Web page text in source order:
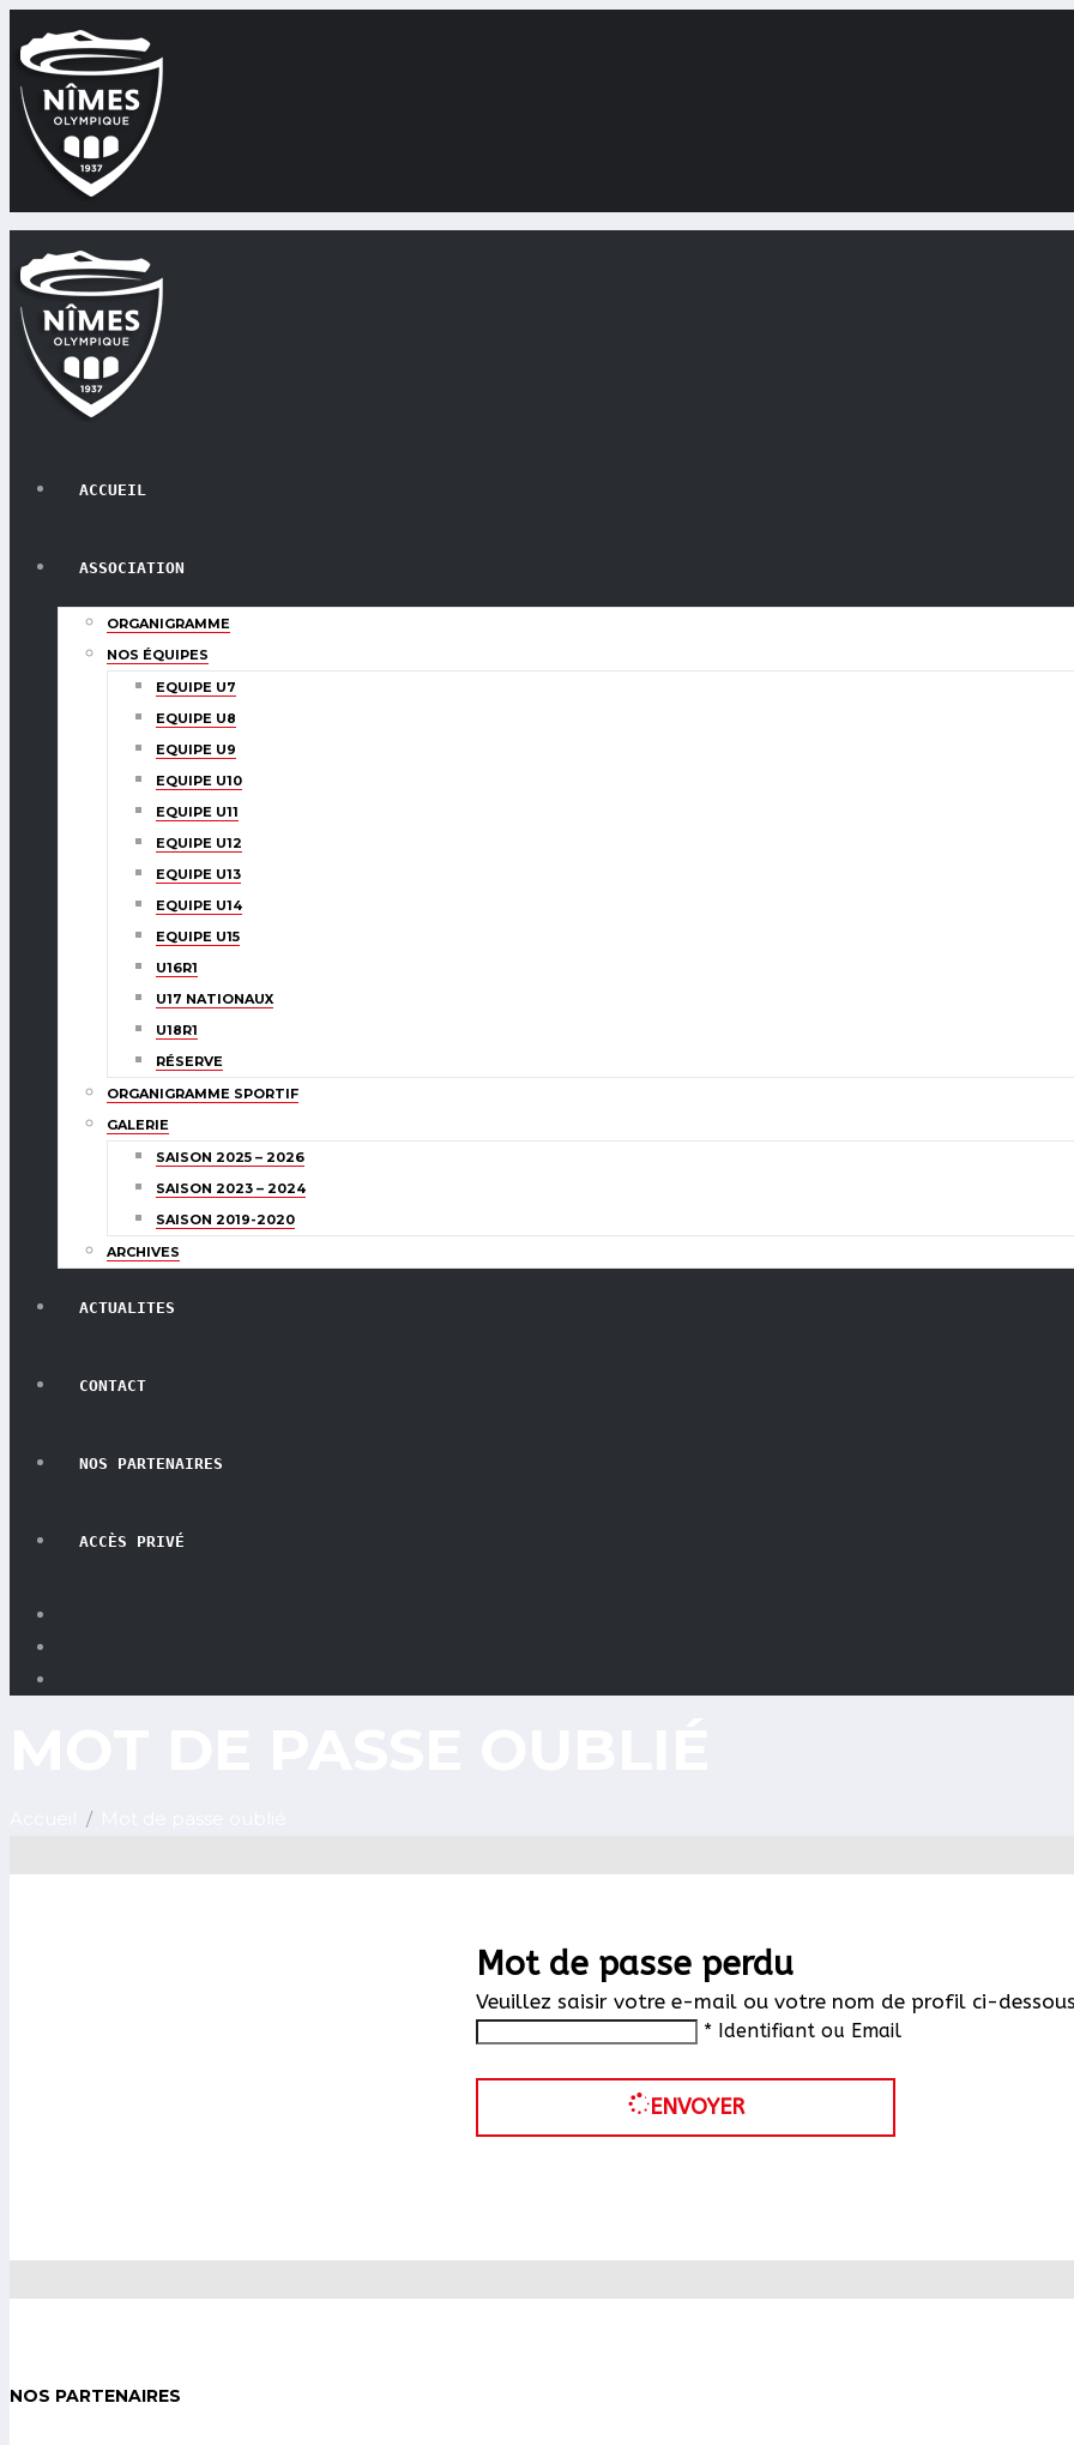
ACCUEIL
ASSOCIATION
ORGANIGRAMME
NOS ÉQUIPES
EQUIPE U7
EQUIPE U8
EQUIPE U9
EQUIPE U10
EQUIPE U11
EQUIPE U12
EQUIPE U13
EQUIPE U14
EQUIPE U15
U16R1
U17 NATIONAUX
U18R1
RÉSERVE
ORGANIGRAMME SPORTIF
GALERIE
SAISON 2025 – 2026
SAISON 2023 – 2024
SAISON 2019-2020
ARCHIVES
ACTUALITES
CONTACT
NOS PARTENAIRES
ACCÈS PRIVÉ
Mot de passe perdu
Veuillez saisir votre e-mail ou votre nom de profil ci-
* Identifiant ou Email
ENVOYER
NOS PARTENAIRES